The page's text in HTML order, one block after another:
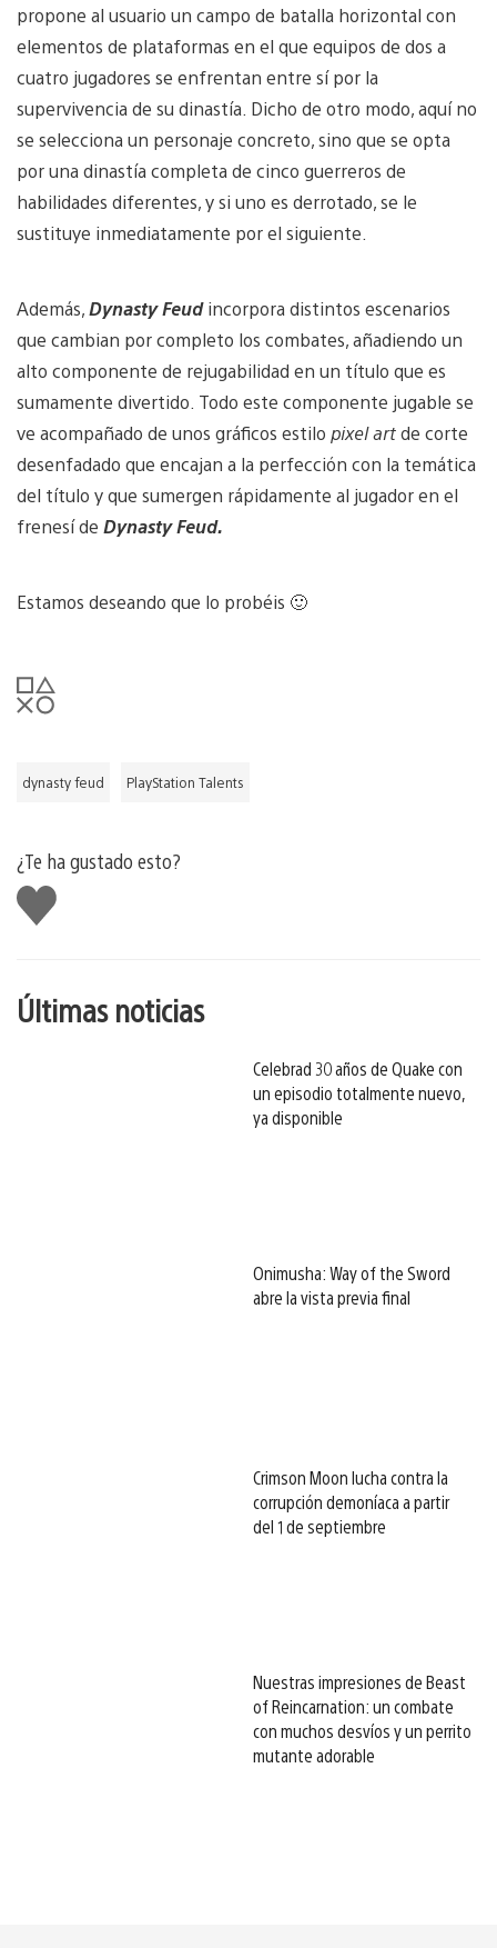
propone al usuario un campo de batalla horizontal con
elementos de plataformas en el que equipos de dos a
cuatro jugadores se enfrentan entre sí por la
supervivencia de su dinastía. Dicho de otro modo, aquí no
se selecciona un personaje concreto, sino que se opta
por una dinastía completa de cinco guerreros de
habilidades diferentes, y si uno es derrotado, se le
sustituye inmediatamente por el siguiente.
Además,Dynasty Feudincorpora distintos escenarios
que cambian por completo los combates, añadiendo un
alto componente de rejugabilidad en un título que es
sumamente divertido. Todo este componente jugable se
ve acompañado de unos gráficos estilo pixel artde corte
desenfadado que encajan a la perfección con la temática
del título y que sumergen rápidamente al jugador en el
frenesí de Dynasty Feud.
Estamos deseando que lo probéis 🙂
dynasty feud PlayStation Talents
¿Te ha gustado esto?
Me
gusta
Últimas noticias
Celebrad 30 años de Quake con
un episodio totalmente nuevo,
ya disponible
Onimusha: Way of the Sword
abre la vista previa final
Crimson Moon lucha contra la
corrupción demoníaca a partir
del 1 de septiembre
Nuestras impresiones de Beast
of Reincarnation: un combate
con muchos desvíos y un perrito
mutante adorable